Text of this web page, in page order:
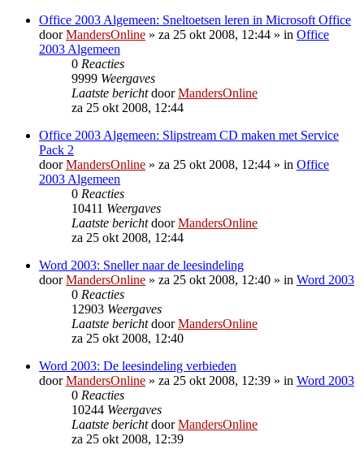
Office 2003 Algemeen: Sneltoetsen leren in Microsoft Office
doorMandersOnline » za 25 okt 2008, 12:44 » in Office
2003 Algemeen
0 Reacties
9999 Weergaves
Laatste berichtdoorMandersOnline
za 25 okt 2008, 12:44
Office 2003 Algemeen: Slipstream CD maken met Service
Pack 2
doorMandersOnline » za 25 okt 2008, 12:44 » in Office
2003 Algemeen
0 Reacties
10411 Weergaves
Laatste berichtdoorMandersOnline
za 25 okt 2008, 12:44
Word 2003: Sneller naar de leesindeling
doorMandersOnline » za 25 okt 2008, 12:40 » in Word 2003
0 Reacties
12903 Weergaves
Laatste berichtdoorMandersOnline
za 25 okt 2008, 12:40
Word 2003: De leesindeling verbieden
doorMandersOnline » za 25 okt 2008, 12:39 » in Word 2003
0 Reacties
10244 Weergaves
Laatste berichtdoorMandersOnline
za 25 okt 2008, 12:39